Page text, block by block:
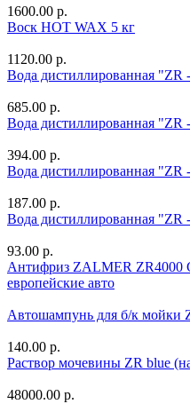
1600.00 р.
Воск HOT WAX 5 кг
1120.00 р.
Вода дистиллированная "ZR
685.00 р.
Вода дистиллированная "ZR
394.00 р.
Вода дистиллированная "ZR
187.00 р.
Вода дистиллированная "ZR
93.00 р.
Антифриз ZALMER ZR4000
европейские авто
Автошампунь для б/к мойки
140.00 р.
Раствор мочевины ZR blue
48000.00 р.